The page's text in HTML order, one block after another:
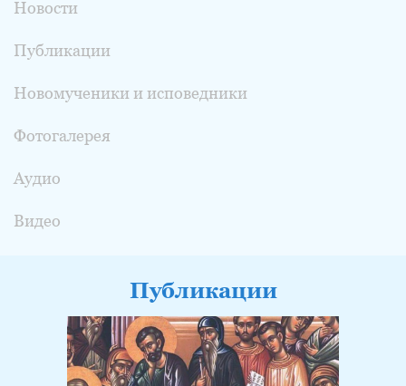
Новости
Публикации
Новомученики и исповедники
Фотогалерея
Аудио
Видео
Публикации